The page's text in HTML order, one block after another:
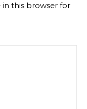
in this browser for